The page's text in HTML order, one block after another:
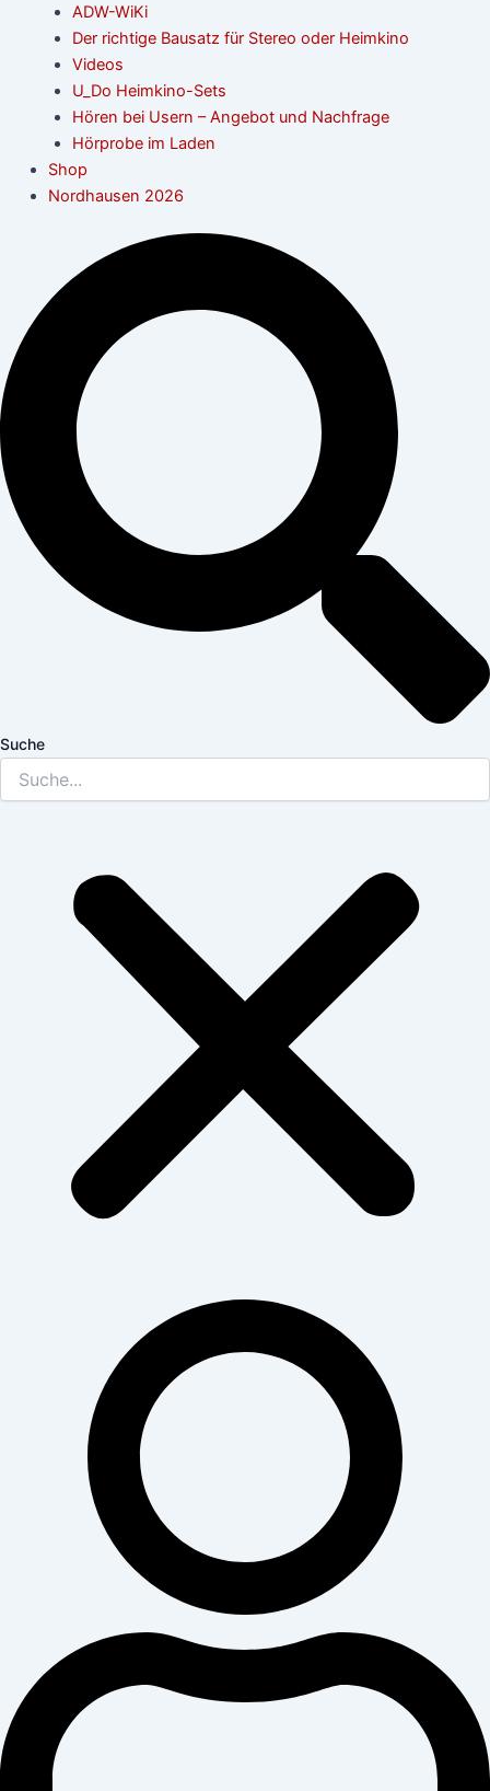
ADW-WiKi
Der richtige Bausatz für Stereo oder Heimkino
Videos
U_Do Heimkino-Sets
Hören bei Usern – Angebot und Nachfrage
Hörprobe im Laden
Shop
Nordhausen 2026
Suche